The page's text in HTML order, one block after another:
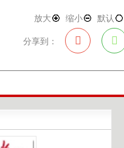
动党的创新理论进教材、进课
全覆盖教育机制，以组织生
党组织前置审议清单，把学习
环节。仪器与电子学院等单位
放大 缩小 默认
分享到：